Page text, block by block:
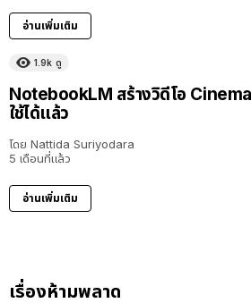
อ่านเพิ่มเติม
1.9k ดู
NotebookLM สร้างวิดีโอ
ใช้ได้แล้ว
โดย Nattida Suriyodara
5 เดือนที่แล้ว
อ่านเพิ่มเติม
เรื่องห้ามพลาด